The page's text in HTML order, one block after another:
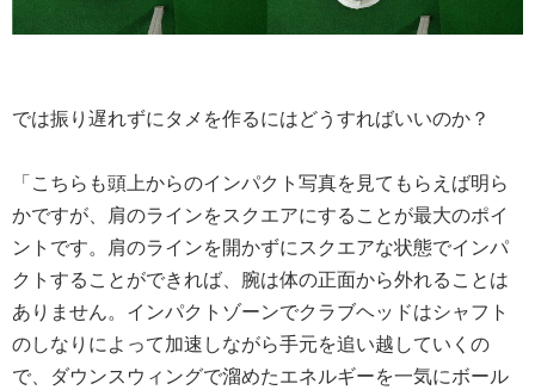
では振り遅れずにタメを作るにはどうすればいいのか？
「こちらも頭上からのインパクト写真を見てもらえば明ら
かですが、肩のラインをスクエアにすることが最大のポイ
ントです。肩のラインを開かずにスクエアな状態でインパ
クトすることができれば、腕は体の正面から外れることは
ありません。インパクトゾーンでクラブヘッドはシャフト
のしなりによって加速しながら手元を追い越していくの
で、ダウンスウィングで溜めたエネルギーを一気にボール